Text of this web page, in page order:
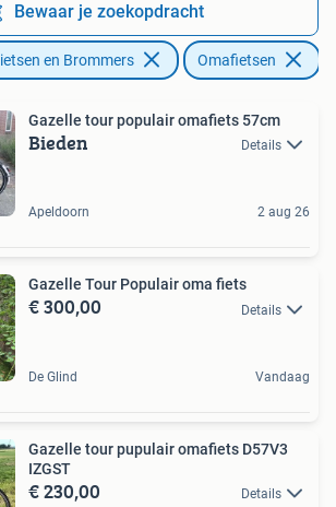
Bewaar je zoekopdracht
en Brommers Omafietsen
Gazelle tour populair omafiets 57cm
Bieden Details
Apeldoorn 2 aug 26
Gazelle Tour Populair oma fiets
€ 300,00 Details
De Glind Vandaag
Gazelle tour pupulair omafiets D57V3
IZGST
€ 230,00 Details